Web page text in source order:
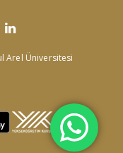
Arel Üniversitesi